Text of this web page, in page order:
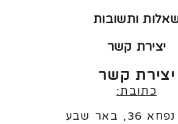
ותשובות
יצירת קשר
יצירת קשר
כתובת:
באר שבע